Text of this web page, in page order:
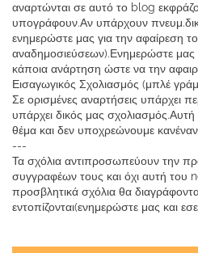
αναρτώνται σε αυτό το blog
υπογράφουν.Αν υπάρχουν
ενημερώστε μας για την αφαίρεση
αναδημοσιεύσεων).Ενημερώστε μας
κάποια ανάρτηση ώστε να την
Εισαγωγικός Σχολιασμός (μπλέ
Σε ορισμένες αναρτήσεις υπάρχει
υπάρχει δικός μας
θέμα και δεν υποχρεώνουμε κανέναν
---
Τα σχόλια αντιπροσωπεύουν την
συγγραφέων τους και όχι αυτή του
προσβλητικά σχόλια θα
εντοπίζονται(ενημερώστε μας και